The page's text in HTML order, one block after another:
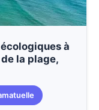
à
la plage,